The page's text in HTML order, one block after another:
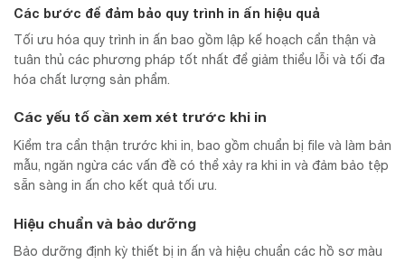
Các bước để đảm bảo quy trình in ấn hiệu quả
Tối ưu hóa quy trình in ấn bao gồm lập kế hoạch cẩn thận và
tuân thủ các phương pháp tốt nhất để giảm thiểu lỗi và tối đa
hóa chất lượng sản phẩm.
Các yếu tố cần xem xét trước khi in
Kiểm tra cẩn thận trước khi in, bao gồm chuẩn bị file và làm bản
mẫu, ngăn ngừa các vấn đề có thể xảy ra khi in và đảm bảo tệp
sẵn sàng in ấn cho kết quả tối ưu.
Hiệu chuẩn và bảo dưỡng
Bảo dưỡng định kỳ thiết bị in ấn và hiệu chuẩn các hồ sơ màu